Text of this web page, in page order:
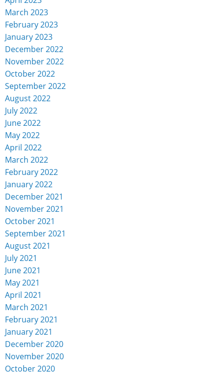
March 2023
February 2023
January 2023
December 2022
November 2022
October 2022
September 2022
August 2022
July 2022
June 2022
May 2022
April 2022
March 2022
February 2022
January 2022
December 2021
November 2021
October 2021
September 2021
August 2021
July 2021
June 2021
May 2021
April 2021
March 2021
February 2021
January 2021
December 2020
November 2020
October 2020